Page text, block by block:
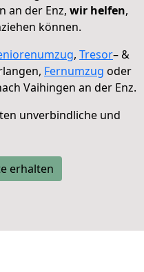
an der Enz, wir helfen,
können.
, Tresor– &
Fernumzug oder
Vaihingen an der Enz.
unverbindliche und
erhalten